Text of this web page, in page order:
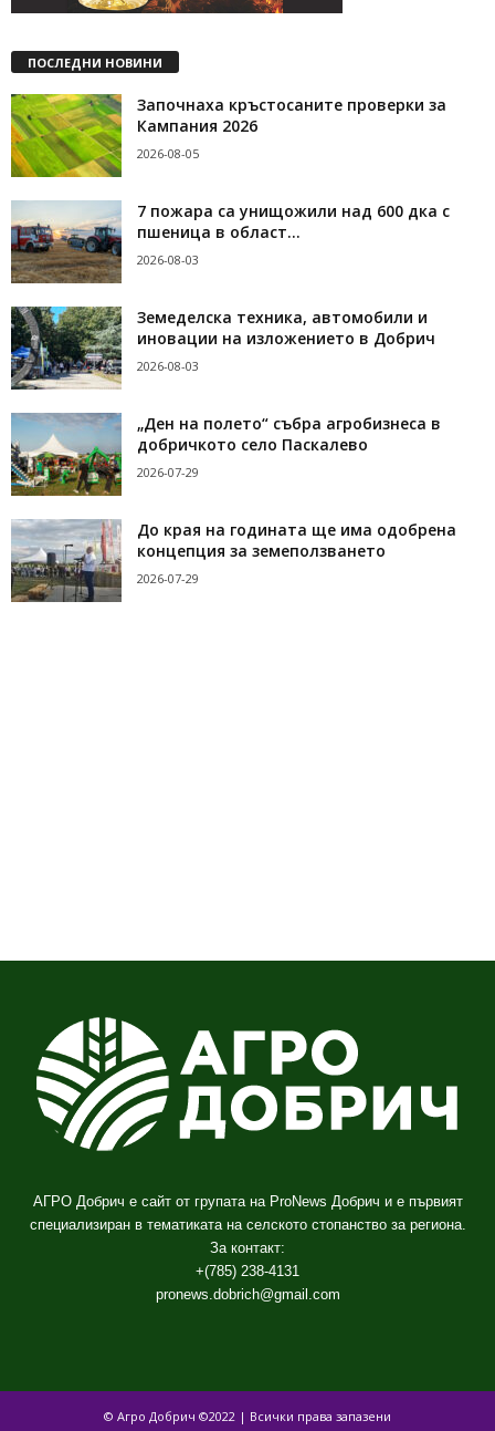
ПОСЛЕДНИ НОВИНИ
Започнаха кръстосаните проверки за
Кампания 2026
2026-08-05
7 пожара са унищожили над 600 дка с
пшеница в област...
2026-08-03
Земеделска техника, автомобили и
иновации на изложението в Добрич
2026-08-03
„Ден на полето“ събра агробизнеса в
добричкото село Паскалево
2026-07-29
До края на годината ще има одобрена
концепция за земеползването
2026-07-29
АГРО Добрич е сайт от групата на ProNews Добрич и е първият
специализиран в тематиката на селското стопанство за региона.
За контакт:
+(785) 238-4131
pronews.dobrich@gmail.com
© Агро Добрич ©2022 | Всички права запазени